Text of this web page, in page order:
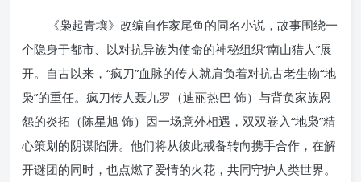
《枭起青壤》改编自作家尾鱼的同名小说，故事围绕一
个隐身于都市、以对抗异族为使命的神秘组织“南山猎人”展
开。自古以来，“疯刀”血脉的传人就肩负着对抗古老生物“地
枭”的重任。疯刀传人聂九罗（迪丽热巴 饰）与背负家族恩
怨的炎拓（陈星旭 饰）因一场意外相遇，双双卷入“地枭”精
心策划的阴谋陷阱。他们将从彼此戒备转向携手合作，在解
开谜团的同时，也点燃了爱情的火花，共同守护人类世界。